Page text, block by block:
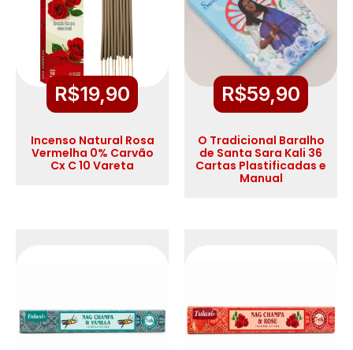
R$19,90
Incenso Natural Rosa
Vermelha 0% Carvão
Cx C 10 Vareta
R$59,90
O Tradicional Baralho
de Santa Sara Kali 36
Cartas Plastificadas e
Manual